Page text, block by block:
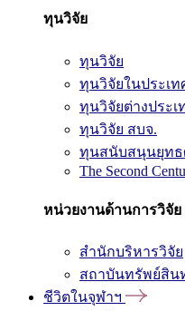
ทุนวิจัย
ทุนวิจัย
ทุนวิจัยในประเท
ทุนวิจัยต่างประเ
ทุนวิจัย สบจ.
ทุนสนับสนุนยุทธ
The Second
หน่วยงานด้านการวิจัย
สำนักบริหารวิจัย
สถาบันทรัพย์สิน
ชีวิตในจุฬาฯ